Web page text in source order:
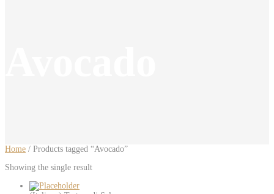
Home / Products tagged “Avocado”
Showing the single result